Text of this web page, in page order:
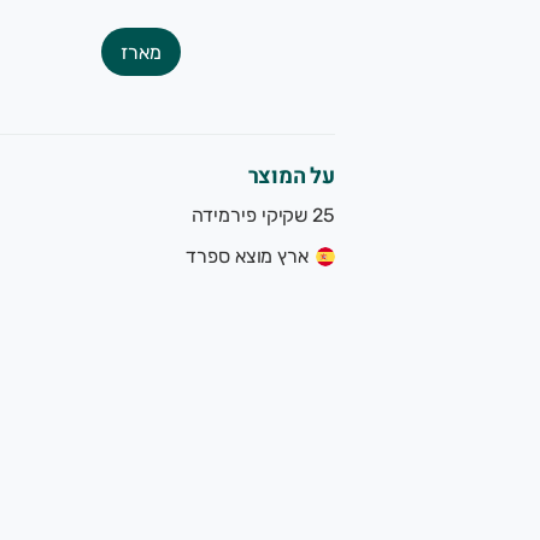
מארז
על המוצר
25 שקיקי פירמידה
ארץ מוצא ספרד